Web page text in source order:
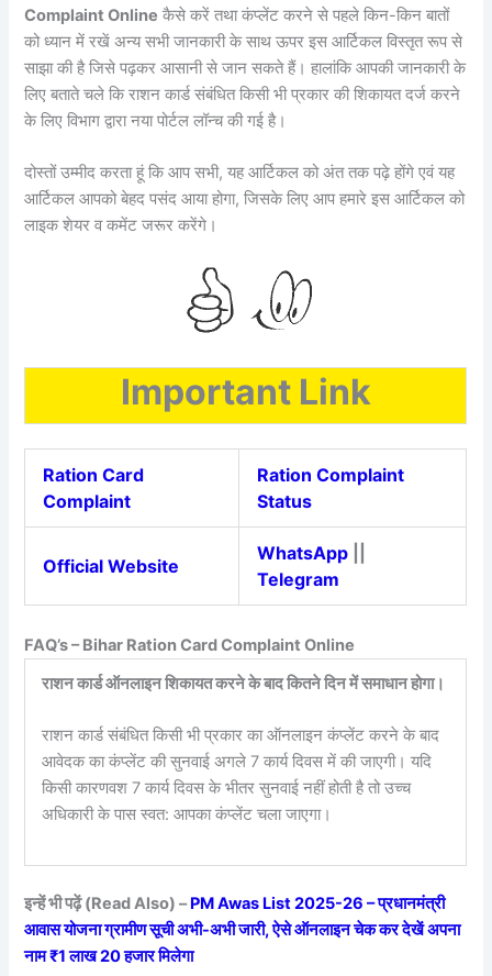
Complaint Online कैसे करें तथा कंप्लेंट करने से पहले किन-किन बातों
को ध्यान में रखें अन्य सभी जानकारी के साथ ऊपर इस आर्टिकल विस्तृत रूप से
साझा की है जिसे पढ़कर आसानी से जान सकते हैं। हालांकि आपकी जानकारी के
लिए बताते चले कि राशन कार्ड संबंधित किसी भी प्रकार की शिकायत दर्ज करने
के लिए विभाग द्वारा नया पोर्टल लॉन्च की गई है।
दोस्तों उम्मीद करता हूं कि आप सभी, यह आर्टिकल को अंत तक पढ़े होंगे एवं यह
आर्टिकल आपको बेहद पसंद आया होगा, जिसके लिए आप हमारे इस आर्टिकल को
लाइक शेयर व कमेंट जरूर करेंगे।
Important Link
Ration Card
Complaint
Ration Complaint
Status
Official Website
WhatsApp
Telegram
FAQ’s – Bihar Ration Card Complaint Online
राशन कार्ड ऑनलाइन शिकायत करने के बाद कितने दिन में समाधान होगा।
राशन कार्ड संबंधित किसी भी प्रकार का ऑनलाइन कंप्लेंट करने के बाद
आवेदक का कंप्लेंट की सुनवाई अगले 7 कार्य दिवस में की जाएगी। यदि
किसी कारणवश 7 कार्य दिवस के भीतर सुनवाई नहीं होती है तो उच्च
अधिकारी के पास स्वत: आपका कंप्लेंट चला जाएगा।
इन्हें भी पढ़ें (Read Also) –PM Awas List 2025-26 – प्रधानमंत्री
आवास योजना ग्रामीण सूची अभी-अभी जारी, ऐसे ऑनलाइन चेक कर देखें अपना
नाम ₹1 लाख 20 हजार मिलेगा